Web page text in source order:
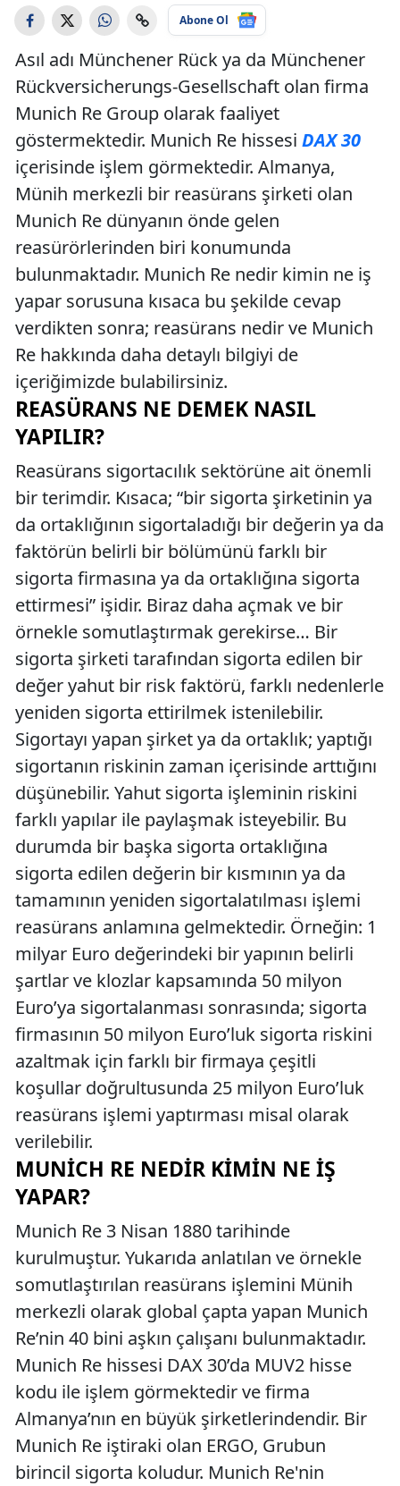
Abone Ol
Asıl adı Münchener Rück ya da Münchener
Rückversicherungs-Gesellschaft olan firma
Munich Re Group olarak faaliyet
göstermektedir. Munich Re hissesi DAX 30
içerisinde işlem görmektedir. Almanya,
Münih merkezli bir reasürans şirketi olan
Munich Re dünyanın önde gelen
reasürörlerinden biri konumunda
bulunmaktadır. Munich Re nedir kimin ne iş
yapar sorusuna kısaca bu şekilde cevap
verdikten sonra; reasürans nedir ve Munich
Re hakkında daha detaylı bilgiyi de
içeriğimizde bulabilirsiniz.
REASÜRANS NE DEMEK NASIL
YAPILIR?
Reasürans sigortacılık sektörüne ait önemli
bir terimdir. Kısaca; “bir sigorta şirketinin ya
da ortaklığının sigortaladığı bir değerin ya da
faktörün belirli bir bölümünü farklı bir
sigorta firmasına ya da ortaklığına sigorta
ettirmesi” işidir. Biraz daha açmak ve bir
örnekle somutlaştırmak gerekirse… Bir
sigorta şirketi tarafından sigorta edilen bir
değer yahut bir risk faktörü, farklı nedenlerle
yeniden sigorta ettirilmek istenilebilir.
Sigortayı yapan şirket ya da ortaklık; yaptığı
sigortanın riskinin zaman içerisinde arttığını
düşünebilir. Yahut sigorta işleminin riskini
farklı yapılar ile paylaşmak isteyebilir. Bu
durumda bir başka sigorta ortaklığına
sigorta edilen değerin bir kısmının ya da
tamamının yeniden sigortalatılması işlemi
reasürans anlamına gelmektedir. Örneğin: 1
milyar Euro değerindeki bir yapının belirli
şartlar ve klozlar kapsamında 50 milyon
Euro’ya sigortalanması sonrasında; sigorta
firmasının 50 milyon Euro’luk sigorta riskini
azaltmak için farklı bir firmaya çeşitli
koşullar doğrultusunda 25 milyon Euro’luk
reasürans işlemi yaptırması misal olarak
verilebilir.
MUNICH RE NEDIR KIMIN NE İŞ
YAPAR?
Munich Re 3 Nisan 1880 tarihinde
kurulmuştur. Yukarıda anlatılan ve örnekle
somutlaştırılan reasürans işlemini Münih
merkezli olarak global çapta yapan Munich
Re’nin 40 bini aşkın çalışanı bulunmaktadır.
Munich Re hissesi DAX 30’da MUV2 hisse
kodu ile işlem görmektedir ve firma
Almanya’nın en büyük şirketlerindendir. Bir
Munich Re iştiraki olan ERGO, Grubun
birincil sigorta koludur. Munich Re'nin